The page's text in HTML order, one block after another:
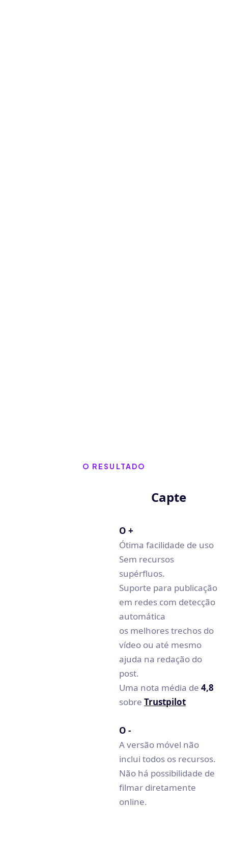
O RESULTADO
Capte
O +
Ótima facilidade de uso
Sem recursos
supérfluos.
Suporte para publicação
em redes com detecção
automática
os melhores trechos do
vídeo ou até mesmo
ajuda na redação do
post.
Uma nota média de 4,8
sobre Trustpilot
O -
A versão móvel não
inclui todos os recursos.
Não há possibilidade de
filmar diretamente
online.